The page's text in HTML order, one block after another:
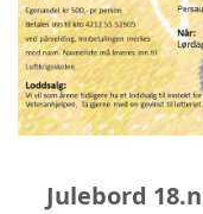
Julebord